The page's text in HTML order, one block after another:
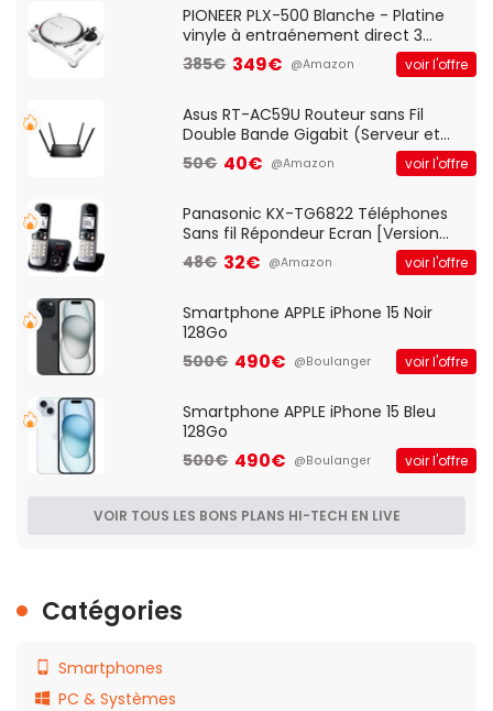
QWERTY UK - Noir
PIONEER PLX-500 Blanche - Platine
vinyle à entraénement direct 3
vitesses (33-45-78 trs/min) avec
pre-ampli intégré et port USB
385€ 349€ @Amazon voir l'offre
Asus RT-AC59U Routeur sans Fil
Double Bande Gigabit (Serveur et
Client VPN, Triple Vlan, Mode Point
d'accès et Bridge, contrôle Parental,
50€ 40€ @Amazon voir l'offre
Panasonic KX-TG6822 Téléphones
Sans fil Répondeur Ecran [Version
Française]
48€ 32€ @Amazon voir l'offre
Smartphone APPLE iPhone 15 Noir
128Go
500€ 490€ @Boulanger voir l'offre
Smartphone APPLE iPhone 15 Bleu
128Go
500€ 490€ @Boulanger voir l'offre
VOIR TOUS LES BONS PLANS HI-TECH EN LIVE
Catégories
Smartphones
PC & Systèmes